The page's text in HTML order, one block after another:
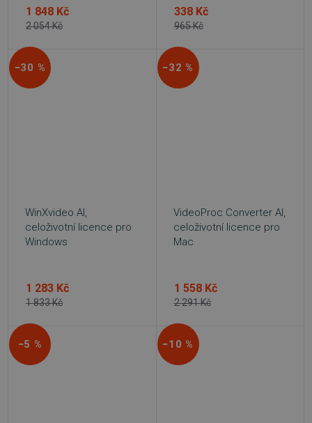
2 054 Kč
1 848 Kč
965 Kč
338 Kč
−30 %
WinXvideo AI,
celoživotní licence pro
Windows
1 833 Kč
1 283 Kč
−32 %
VideoProc Converter AI,
celoživotní licence pro
Mac
2 291 Kč
1 558 Kč
−5 % −10 %